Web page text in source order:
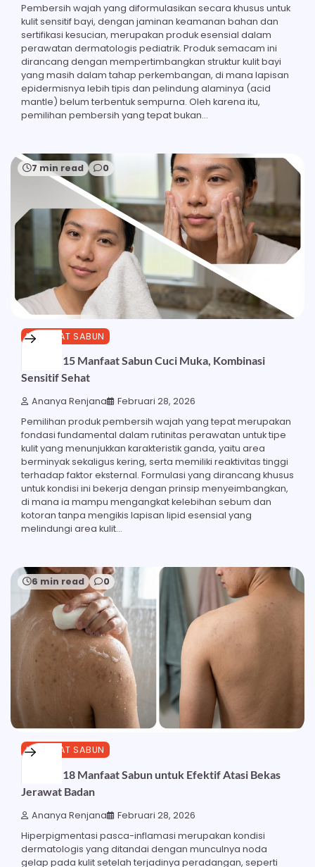
Pembersih wajah yang diformulasikan secara khusus untuk
kulit sensitif bayi, dengan jaminan keamanan bahan dan
sertifikasi kesucian, merupakan produk esensial dalam
perawatan dermatologis pediatrik. Produk semacam ini
dirancang dengan mempertimbangkan struktur kulit bayi
yang masih dalam tahap perkembangan, di mana lapisan
epidermisnya lebih tipis dan pelindung alaminya (acid
mantle) belum terbentuk sempurna. Oleh karena itu,
pemilihan pembersih yang tepat bukan…
7 min read 0
MANFAAT SABUN
Ketahui 15 Manfaat Sabun Cuci Muka, Kombinasi
Sensitif Sehat
Ananya Renjana Februari 28, 2026
Pemilihan produk pembersih wajah yang tepat merupakan
fondasi fundamental dalam rutinitas perawatan untuk tipe
kulit yang menunjukkan karakteristik ganda, yaitu area
berminyak sekaligus kering, serta memiliki reaktivitas tinggi
terhadap faktor eksternal. Formulasi yang dirancang khusus
untuk kondisi ini bekerja dengan prinsip menyeimbangkan,
di mana ia mampu mengangkat kelebihan sebum dan
kotoran tanpa mengikis lapisan lipid esensial yang
melindungi area kulit…
6 min read 0
MANFAAT SABUN
Ketahui 18 Manfaat Sabun untuk Efektif Atasi Bekas
Jerawat Badan
Ananya Renjana Februari 28, 2026
Hiperpigmentasi pasca-inflamasi merupakan kondisi
dermatologis yang ditandai dengan munculnya noda
gelap pada kulit setelah terjadinya peradangan, seperti